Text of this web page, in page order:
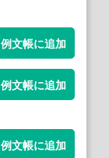
例文帳に追加
例文帳に追加
例文帳に追加